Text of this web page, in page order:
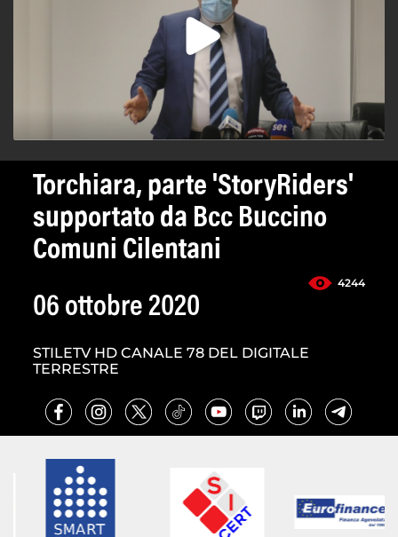
Torchiara, parte 'StoryRiders'
supportato da Bcc Buccino
Comuni Cilentani
4244
06 ottobre 2020
STILETV HD CANALE 78 DEL DIGITALE
TERRESTRE